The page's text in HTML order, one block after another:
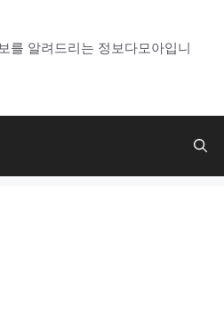
를 알려드리는 정보다모아입니